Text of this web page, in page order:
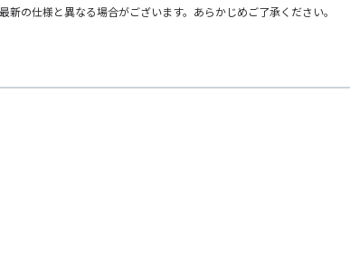
の仕様と異なる場合がございます。あらかじめご了承ください。